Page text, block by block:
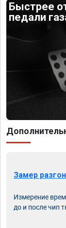
Быстрее
педали
Замер
Измерение
до и после чип